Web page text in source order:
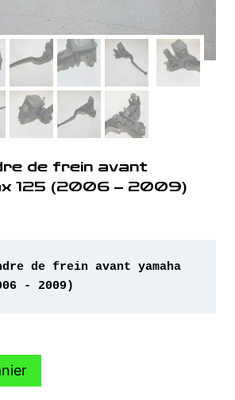
de frein avant
125 (2006 – 2009)
de frein avant yamaha
- 2009)